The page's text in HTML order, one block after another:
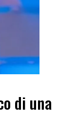
di una